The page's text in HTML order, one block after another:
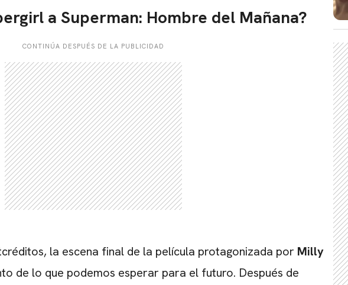
a Superman: Hombre del Mañana?
CONTINÚA DESPUÉS DE LA PUBLICIDAD
la escena final de la película protagonizada por Milly
de lo que podemos esperar para el futuro. Después de